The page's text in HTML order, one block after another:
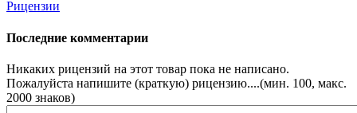
Рицензии
Последние комментарии
Никаких рицензий на этот товар пока не написано.
Пожалуйста напишите (краткую) рицензию....(мин. 100, макс.
2000 знаков)